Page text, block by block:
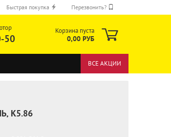
Быстрая покупка Перезвонить?
50
Корзина пуста
0,00 РУБ
ВСЕ АКЦИИ
K5.86